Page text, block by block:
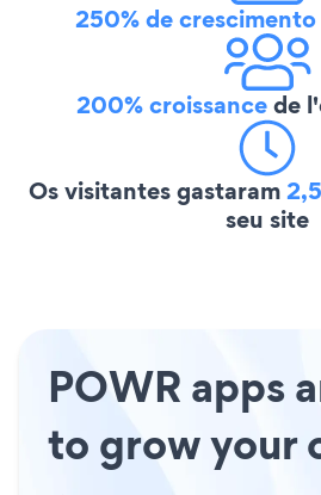
250% de crescimento
200% croissancede
Os visitantes gastaram
seu site
POWR apps
to grow your